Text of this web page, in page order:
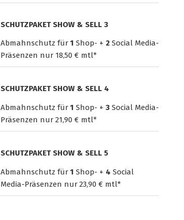
SCHUTZPAKET SHOW & SELL 3
Abmahnschutz für 1 Shop- + 2 Social Media-
Präsenzen nur 18,50 € mtl*
SCHUTZPAKET SHOW & SELL 4
Abmahnschutz für 1 Shop- + 3 Social Media-
Präsenzen nur 21,90 € mtl*
SCHUTZPAKET SHOW & SELL 5
Abmahnschutz für 1 Shop- + 4 Social
Media-Präsenzen nur 23,90 € mtl*